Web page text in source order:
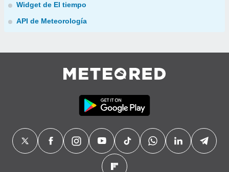
Widget de El tiempo
API de Meteorología